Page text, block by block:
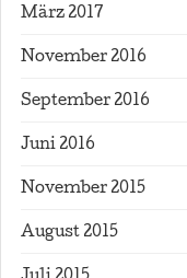
März 2017
November 2016
September 2016
Juni 2016
November 2015
August 2015